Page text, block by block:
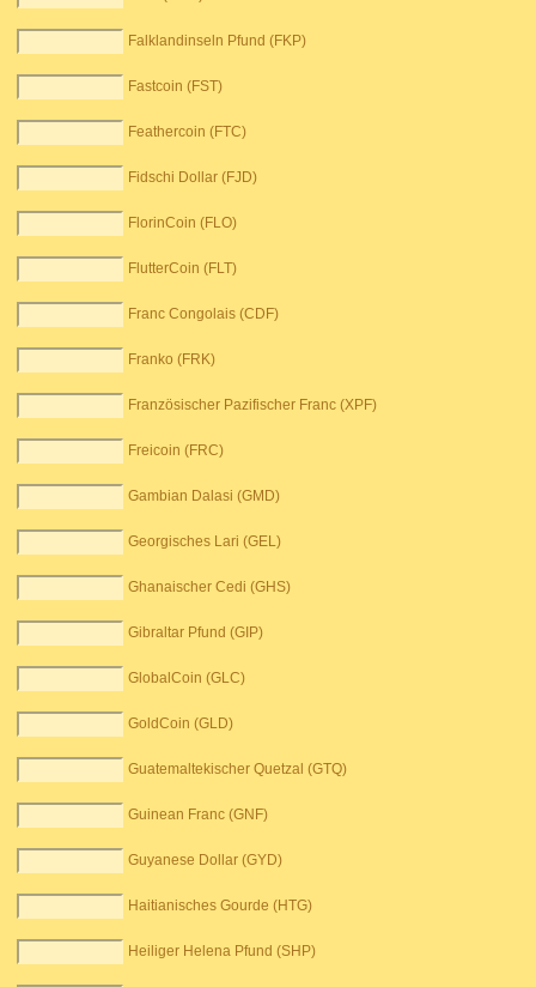
Falklandinseln Pfund (FKP)
Fastcoin (FST)
Feathercoin (FTC)
Fidschi Dollar (FJD)
FlorinCoin (FLO)
FlutterCoin (FLT)
Franc Congolais (CDF)
Franko (FRK)
Französischer Pazifischer Franc (XPF)
Freicoin (FRC)
Gambian Dalasi (GMD)
Georgisches Lari (GEL)
Ghanaischer Cedi (GHS)
Gibraltar Pfund (GIP)
GlobalCoin (GLC)
GoldCoin (GLD)
Guatemaltekischer Quetzal (GTQ)
Guinean Franc (GNF)
Guyanese Dollar (GYD)
Haitianisches Gourde (HTG)
Heiliger Helena Pfund (SHP)